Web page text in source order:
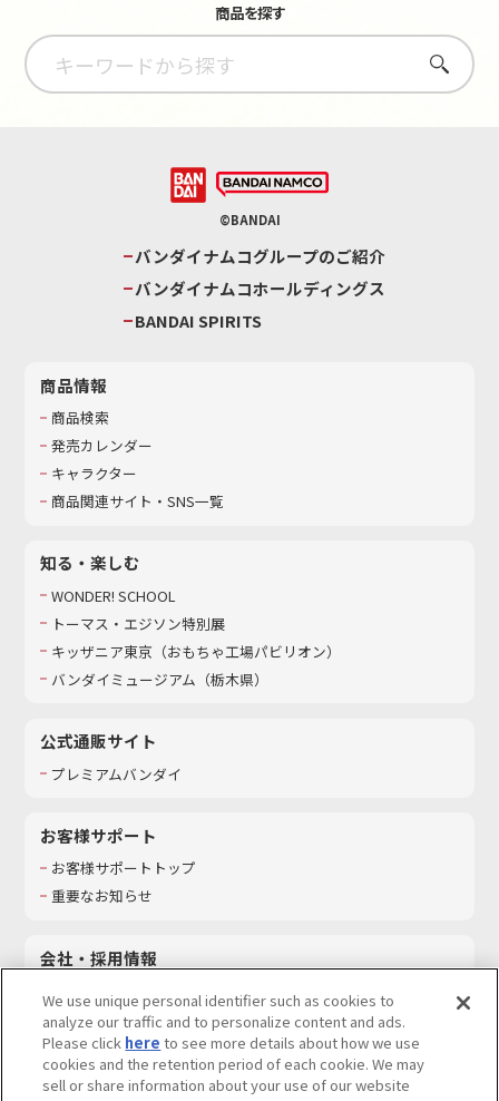
商品を探す
さがす
©BANDAI
バンダイナムコグループのご紹介
バンダイナムコホールディングス
BANDAI SPIRITS
商品情報
商品検索
発売カレンダー
キャラクター
商品関連サイト・SNS一覧
知る・楽しむ
WONDER! SCHOOL
トーマス・エジソン特別展
キッザニア東京（おもちゃ工場パビリオン）​
バンダイミュージアム（栃木県）
公式通販サイト
プレミアムバンダイ
お客様サポート
お客様サポートトップ
重要なお知らせ
会社・採用情報
採用情報
サステナビリティ
お問い合わせ
We use unique personal identifier such as cookies to
analyze our traffic and to personalize content and ads.
Please click here to see more details about how we use
cookies and the retention period of each cookie. We may
sell or share information about your use of our website